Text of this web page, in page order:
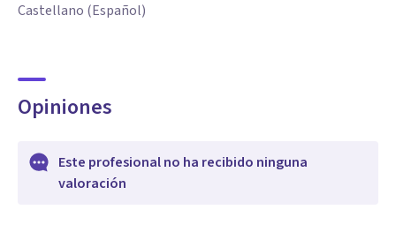
Castellano (Español)
Opiniones
Este profesional no ha recibido ninguna
valoración